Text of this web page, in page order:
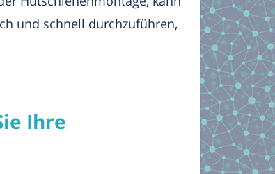
und schnell durchzuführen,
Ihre